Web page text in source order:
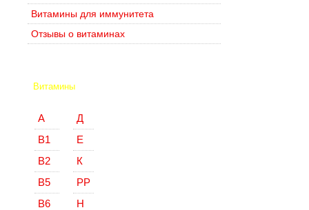
Витамины для иммунитета
Отзывы о витаминах
Витамины
А
В1
В2
В5
В6
Д
Е
К
РР
Н